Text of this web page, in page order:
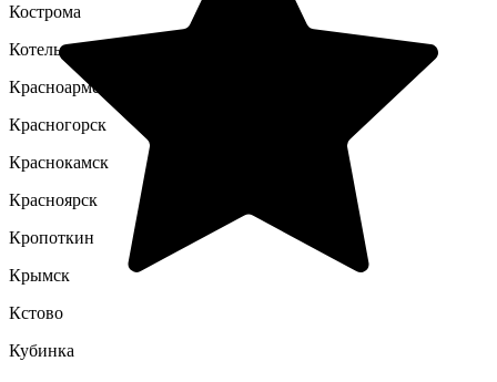
Кострома
Котельники
Красноармейск
Красногорск
Краснокамск
Красноярск
Кропоткин
Крымск
Кстово
Кубинка